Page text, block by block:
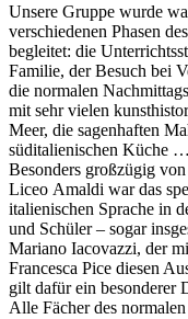
Unsere Gruppe wurde
verschiedenen Phasen
begleitet: die
Familie, der Besuch bei
die normalen
mit sehr vielen
Meer, die sagenhaften
süditalienischen Küche …
Besonders großzügig
Liceo Amaldi war das
italienischen Sprache in
und Schüler – sogar
Mariano Iacovazzi, der
Francesca Pice diesen
gilt dafür ein besonderer
Alle Fächer des normalen